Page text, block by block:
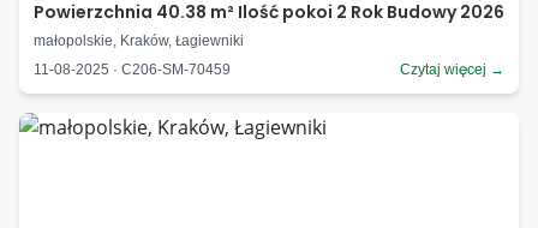
Powierzchnia 40.38 m² Ilość pokoi 2 Rok Budowy 2026
małopolskie, Kraków, Łagiewniki
11-08-2025 · C206-SM-70459
Czytaj więcej →